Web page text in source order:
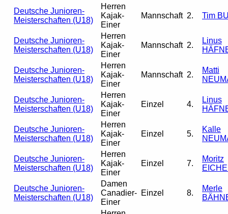
Deutsche Junioren-
Meisterschaften (U18)
Herren
Kajak-
Einer
Mannschaft 2. Tim
Deutsche Junioren-
Meisterschaften (U18)
Herren
Kajak-
Einer
Mannschaft 2.
Linus
Deutsche Junioren-
Meisterschaften (U18)
Herren
Kajak-
Einer
Mannschaft 2.
Matti
Deutsche Junioren-
Meisterschaften (U18)
Herren
Kajak-
Einer
Einzel 4.
Linus
Deutsche Junioren-
Meisterschaften (U18)
Herren
Kajak-
Einer
Einzel 5.
Kalle
Deutsche Junioren-
Meisterschaften (U18)
Herren
Kajak-
Einer
Einzel 7.
Moritz
Deutsche Junioren-
Meisterschaften (U18)
Damen
Canadier-
Einer
Einzel 8.
Merle